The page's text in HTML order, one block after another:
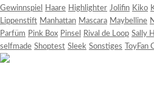
Gewinnspiel
Haare Highlighter Jolifin Kiko
Lippenstift Manhattan Mascara Maybelline
Parfüm Pink Box Pinsel Rival de Loop Sally
selfmade Shoptest Sleek Sonstiges ToyFan